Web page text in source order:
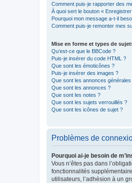
Comment puis-je rapporter des
À quoi sert le bouton «
Pourquoi mon message a-t-il
Comment puis-je remonter mes
Mise en forme et types de
Qu’est-ce que le BBCode ?
Puis-je insérer du code HTML ?
Que sont les émoticônes ?
Puis-je insérer des images ?
Que sont les annonces générales
Que sont les annonces ?
Que sont les notes ?
Que sont les sujets verrouillés ?
Que sont les icônes de sujet ?
Problèmes de
Pourquoi ai-je besoin de
Vous n’êtes pas dans
fonctionnalités
utilisateurs, l’adhésion à un